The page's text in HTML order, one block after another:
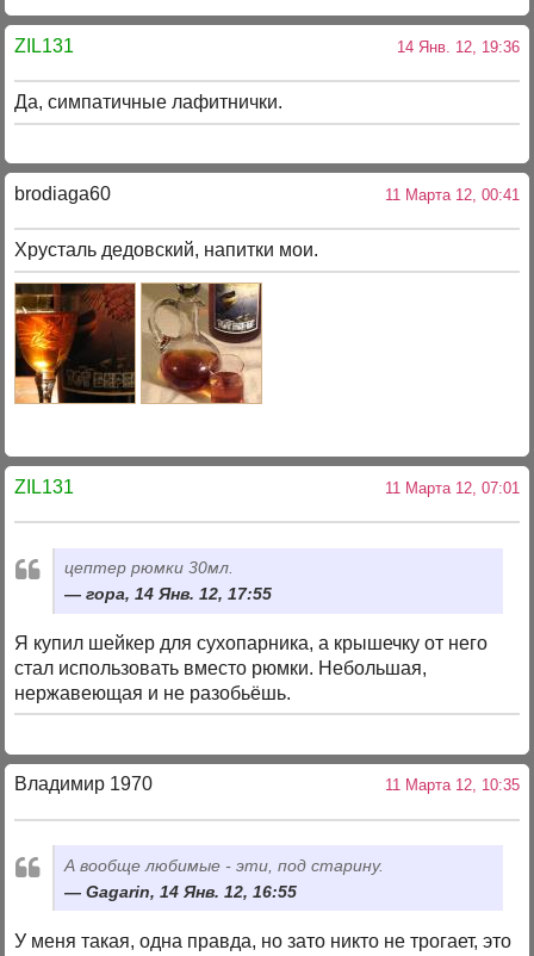
ZIL131 14 Янв. 12, 19:36
Да, симпатичные лафитнички.
brodiaga60 11 Марта 12, 00:41
Хрусталь дедовский, напитки мои.
ZIL131 11 Марта 12, 07:01
цептер рюмки 30мл.
гора, 14 Янв. 12, 17:55
Я купил шейкер для сухопарника, а крышечку от него
стал использовать вместо рюмки. Небольшая,
нержавеющая и не разобьёшь.
Владимир 1970 11 Марта 12, 10:35
А вообще любимые - эти, под старину.
Gagarin, 14 Янв. 12, 16:55
У меня такая, одна правда, но зато никто не трогает, это